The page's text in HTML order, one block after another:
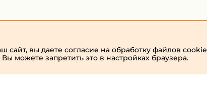
сайт, вы даете согласие на обработку файлов cookie
можете запретить это в настройках браузера.